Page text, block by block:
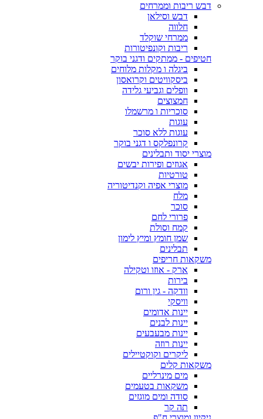
דבש ריבות וממרחים
דבש וסילאן
חלווה
ממרחי שוקלד
ריבות וקונפיטורות
חטיפים - ממתקים ודגני בוקר
ביגלה ו מקלות מלוחים
ביסקוויטים וקרואסון
וופלים וגביעי גלידה
חמצוצים
סוכריות ו מרשמלו
עוגות
עוגות ללא סוכר
קרונפלקס ו דגני בוקר
מוצרי יסוד ותבלינים
אגוזים ופירות יבשים
טורטיות
מוצרי אפיה וקנדיטוריה
מלח
סוכר
פרורי לחם
קמח וסולת
שמן חומץ ומיץ לימון
תבלינים
משקאות חריפים
ארק - אוזו וטקילה
בירות
וודקה - גין ורום
וויסקי
יינות אדומים
יינות לבנים
יינות מבעבעים
יינות רוזה
ליקרים וקוקטיילים
משקאות קלים
מים מינרליים
משקאות בטעמים
סודה ומים מוגזים
תה קר